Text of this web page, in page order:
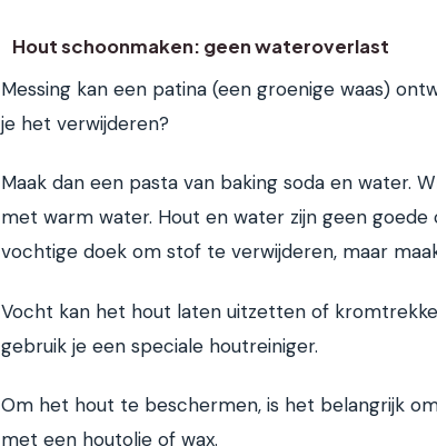
Hout schoonmaken: geen wateroverlast
Messing kan een patina (een groenige waas)
je het verwijderen?
Maak dan een pasta van baking soda en water.
met warm water. Hout en water zijn geen
vochtige doek om stof te verwijderen, maar
Vocht kan het hout laten uitzetten of
gebruik je een speciale houtreiniger.
Om het hout te beschermen, is het belangrijk
met een houtolie of wax.